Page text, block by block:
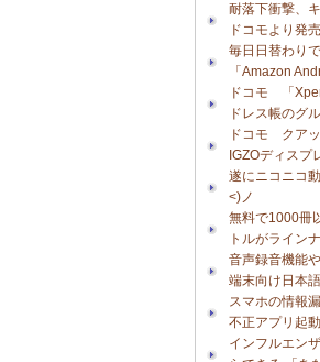
耐落下衝撃、
ドコモより発売
毎日日替わり
「Amazon
ドコモ 「
ドレス帳のグ
ドコモ クア
IGZOディスプ
遂にニコニコ
<)ノ
無料で1000冊
トルがライン
音声録音機能
端末向け日本
スマホの情報
不正アプリ起
インフルエン